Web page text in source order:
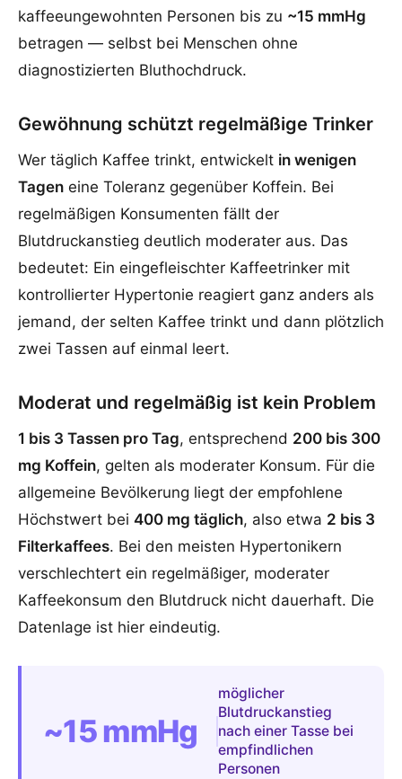
kaffeeungewohnten Personen bis zu ~15 mmHg
betragen — selbst bei Menschen ohne
diagnostizierten Bluthochdruck.
Gewöhnung schützt regelmäßige Trinker
Wer täglich Kaffee trinkt, entwickelt in wenigen
Tagen eine Toleranz gegenüber Koffein. Bei
regelmäßigen Konsumenten fällt der
Blutdruckanstieg deutlich moderater aus. Das
bedeutet: Ein eingefleischter Kaffeetrinker mit
kontrollierter Hypertonie reagiert ganz anders als
jemand, der selten Kaffee trinkt und dann plötzlich
zwei Tassen auf einmal leert.
Moderat und regelmäßig ist kein Problem
1 bis 3 Tassen pro Tag, entsprechend 200 bis 300
mg Koffein, gelten als moderater Konsum. Für die
allgemeine Bevölkerung liegt der empfohlene
Höchstwert bei 400 mg täglich, also etwa 2 bis 3
Filterkaffees. Bei den meisten Hypertonikern
verschlechtert ein regelmäßiger, moderater
Kaffeekonsum den Blutdruck nicht dauerhaft. Die
Datenlage ist hier eindeutig.
~15 mmHg
möglicher
Blutdruckanstieg
nach einer Tasse bei
empfindlichen
Personen